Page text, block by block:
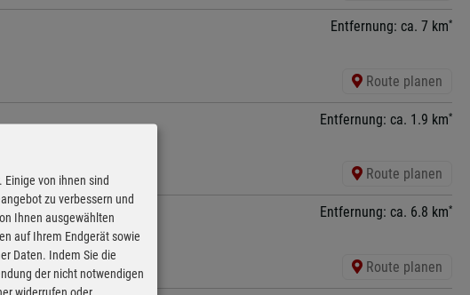
Entfernung: ca. 7 km*
Route planen
Entfernung: ca. 1.9 km*
Route planen
Entfernung: ca. 6.8 km*
Route planen
Einige von ihnen sind
zu verbessern und
Ihnen ausgewählten
auf Ihrem Endgerät sowie
Daten. Indem Sie die
der nicht notwendigen
widerrufen oder